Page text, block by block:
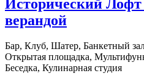
Исторический Лофт
верандой
Бар, Клуб, Шатер, Банкетный
Открытая площадка,
Беседка, Кулинарная студия